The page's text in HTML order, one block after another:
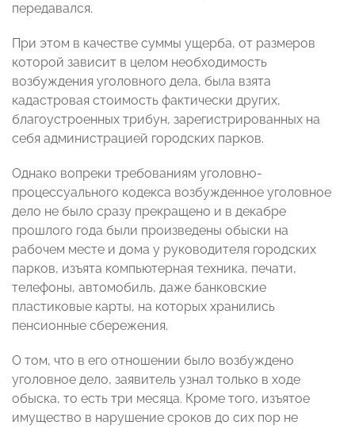
передавался.
При этом в качестве суммы ущерба, от размеров
которой зависит в целом необходимость
возбуждения уголовного дела, была взята
кадастровая стоимость фактически других,
благоустроенных трибун, зарегистрированных на
себя администрацией городских парков.
Однако вопреки требованиям уголовно-
процессуального кодекса возбужденное уголовное
дело не было сразу прекращено и в декабре
прошлого года были произведены обыски на
рабочем месте и дома у руководителя городских
парков, изъята компьютерная техника, печати,
телефоны, автомобиль, даже банковские
пластиковые карты, на которых хранились
пенсионные сбережения.
О том, что в его отношении было возбуждено
уголовное дело, заявитель узнал только в ходе
обыска, то есть три месяца. Кроме того, изъятое
имущество в нарушение сроков до сих пор не